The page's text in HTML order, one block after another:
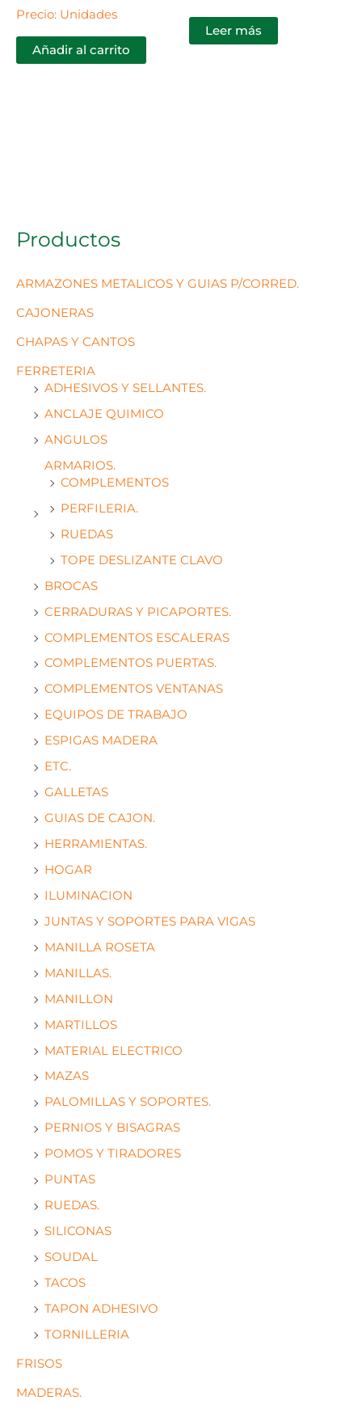
Productos
ARMAZONES METALICOS Y GUIAS P/CORRED.
CAJONERAS
CHAPAS Y CANTOS
FERRETERIA
ADHESIVOS Y SELLANTES.
ANCLAJE QUIMICO
ANGULOS
ARMARIOS.
COMPLEMENTOS
PERFILERIA.
RUEDAS
TOPE DESLIZANTE CLAVO
BROCAS
CERRADURAS Y PICAPORTES.
COMPLEMENTOS ESCALERAS
COMPLEMENTOS PUERTAS.
COMPLEMENTOS VENTANAS
EQUIPOS DE TRABAJO
ESPIGAS MADERA
ETC.
GALLETAS
GUIAS DE CAJON.
HERRAMIENTAS.
HOGAR
ILUMINACION
JUNTAS Y SOPORTES PARA VIGAS
MANILLA ROSETA
MANILLAS.
MANILLON
MARTILLOS
MATERIAL ELECTRICO
MAZAS
PALOMILLAS Y SOPORTES.
PERNIOS Y BISAGRAS
POMOS Y TIRADORES
PUNTAS
RUEDAS.
SILICONAS
SOUDAL
TACOS
TAPON ADHESIVO
TORNILLERIA
FRISOS
MADERAS.
Precio: Unidades
Añadir al carrito
Leer más